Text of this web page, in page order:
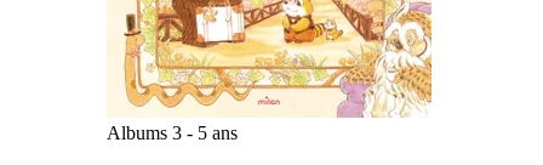
Albums 3 - 5 ans